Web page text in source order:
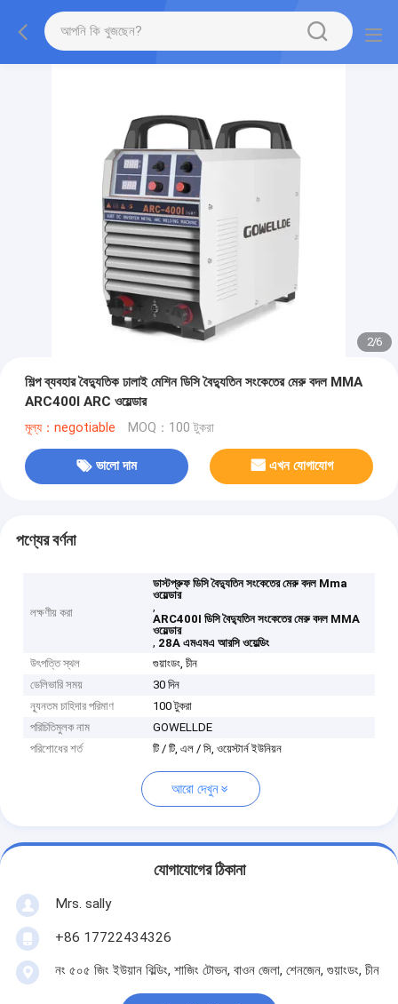
2/6
শিল্প ব্যবহার বৈদ্যুতিক ঢালাই মেশিন ডিসি বৈদ্যুতিন সংকেতের মেরু বদল MMA
ARC400I ARC ওয়েল্ডার
মূল্য：negotiable MOQ：100 টুকরা
ভালো দাম এখন যোগাযোগ
পণ্যের বর্ণনা
লক্ষণীয় করা
ডাস্টপ্রুফ ডিসি বৈদ্যুতিন সংকেতের মেরু বদল Mma
ওয়েল্ডার
,
ARC400I ডিসি বৈদ্যুতিন সংকেতের মেরু বদল MMA
ওয়েল্ডার
, 28A এমএমএ আরসি ওয়েল্ডিং
উৎপত্তি স্থল
গুয়াংডং, চীন
ডেলিভারি সময়
30 দিন
ন্যূনতম চাহিদার পরিমাণ
100 টুকরা
পরিচিতিমুলক নাম
GOWELLDE
পরিশোধের শর্ত
টি / টি, এল / সি, ওয়েস্টার্ন ইউনিয়ন
আরো দেখুন
যোগাযোগের ঠিকানা
Mrs. sally
+86 17722434326
নং ৫০৫ জিং ইউয়ান বিল্ডিং, শাজিং টোভন, বাওন জেলা, শেনজেন, গুয়াংডং, চীন